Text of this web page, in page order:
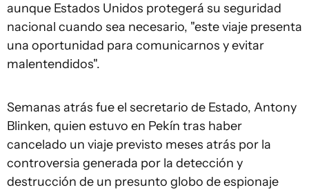
aunque Estados Unidos protegerá su seguridad
nacional cuando sea necesario, "este viaje presenta
una oportunidad para comunicarnos y evitar
malentendidos".
Semanas atrás fue el secretario de Estado, Antony
Blinken, quien estuvo en Pekín tras haber
cancelado un viaje previsto meses atrás por la
controversia generada por la detección y
destrucción de un presunto globo de espionaje